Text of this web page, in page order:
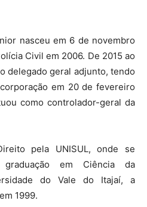
nasceu em 6 de novembro
Civil em 2006. De 2015 ao
delegado geral adjunto, tendo
em 20 de fevereiro
como controlador-geral da
pela UNISUL, onde se
em Ciência da
do Vale do Itajaí, a
1999.